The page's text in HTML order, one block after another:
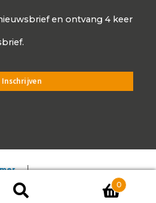
en ontvang 4 keer
0